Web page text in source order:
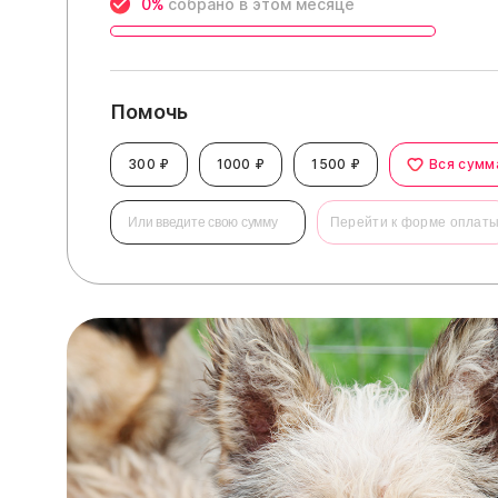
Помочь
300 ₽ 1000 ₽ 1500 ₽ Вся
Перейти к форме оплаты